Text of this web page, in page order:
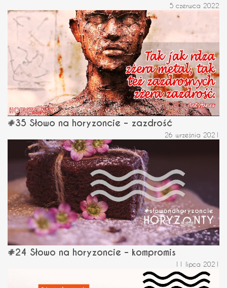
5 czerwca 2022
#35 Słowo na horyzoncie – zazdrość
26 września 2021
#24 Słowo na horyzoncie – kompromis
11 lipca 2021